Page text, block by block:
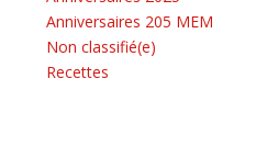
Anniversaires 205 MEM
Non classifié(e)
Recettes